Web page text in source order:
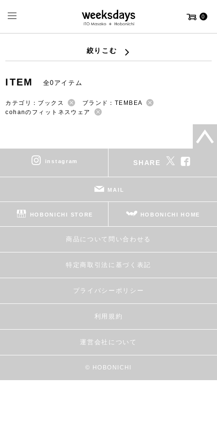
0
絞りこむ
ITEM 全0アイテム
カテゴリ：ブックス
ブランド：TEMBEA
cohanのフィットネスウェア
instagram SHARE
MAIL
HOBONICHI STORE HOBONICHI HOME
商品について問い合わせる
特定商取引法に基づく表記
プライバシーポリシー
利用規約
運営会社について
© HOBONICHI